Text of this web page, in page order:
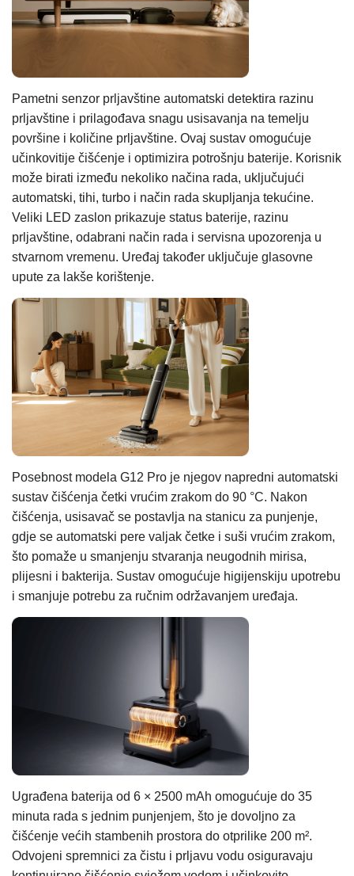
Pametni senzor prljavštine automatski detektira razinu
prljavštine i prilagođava snagu usisavanja na temelju
površine i količine prljavštine. Ovaj sustav omogućuje
učinkovitije čišćenje i optimizira potrošnju baterije. Korisnik
može birati između nekoliko načina rada, uključujući
automatski, tihi, turbo i način rada skupljanja tekućine.
Veliki LED zaslon prikazuje status baterije, razinu
prljavštine, odabrani način rada i servisna upozorenja u
stvarnom vremenu. Uređaj također uključuje glasovne
upute za lakše korištenje.
Posebnost modela G12 Pro je njegov napredni automatski
sustav čišćenja četki vrućim zrakom do 90 °C. Nakon
čišćenja, usisavač se postavlja na stanicu za punjenje,
gdje se automatski pere valjak četke i suši vrućim zrakom,
što pomaže u smanjenju stvaranja neugodnih mirisa,
plijesni i bakterija. Sustav omogućuje higijenskiju upotrebu
i smanjuje potrebu za ručnim održavanjem uređaja.
Ugrađena baterija od 6 × 2500 mAh omogućuje do 35
minuta rada s jednim punjenjem, što je dovoljno za
čišćenje većih stambenih prostora do otprilike 200 m².
Odvojeni spremnici za čistu i prljavu vodu osiguravaju